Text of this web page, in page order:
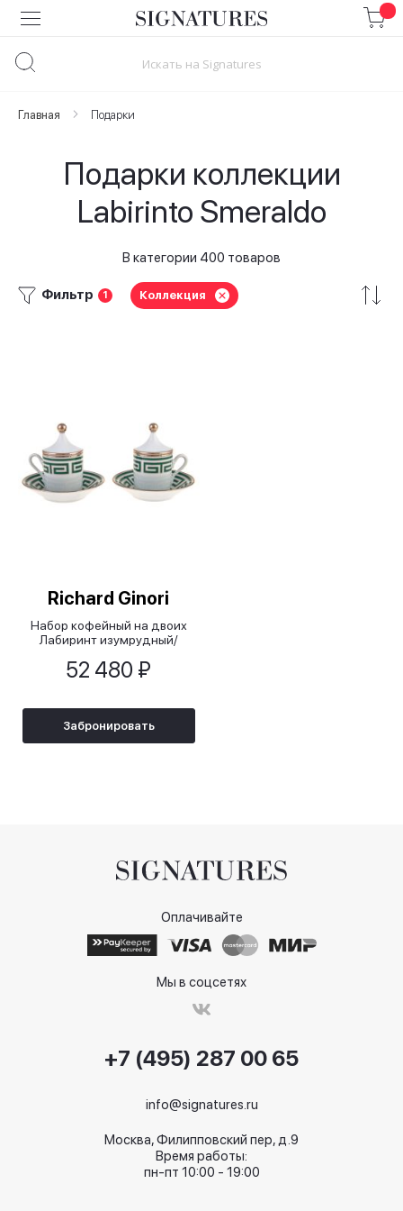
Skip
to
Главная Подарки
Подарки коллекции
Labirinto Smeraldo
В категории 400 товаров
Фильтр 1 Коллекция
Richard Ginori
Набор кофейный на двоих
Лабиринт изумрудный/
52 480 ₽
Забронировать
Оплачивайте
Мы в соцсетях
+7 (495) 287 00 65
info@signatures.ru
Москва, Филипповский пер, д.9
Время работы:
пн-пт 10:00 - 19:00